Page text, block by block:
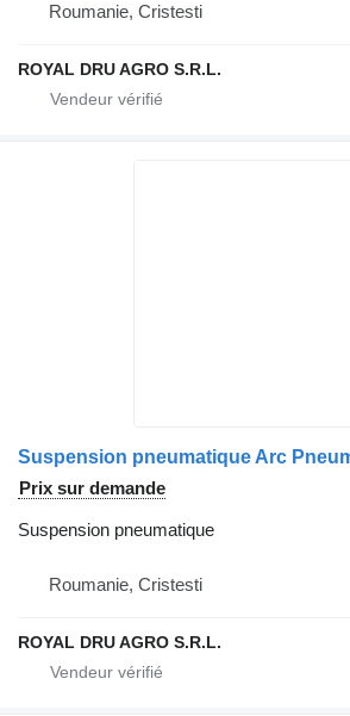
Roumanie, Cristesti
ROYAL DRU AGRO S.R.L.
Prix sur demande
Suspension pneumatique
Roumanie, Cristesti
ROYAL DRU AGRO S.R.L.